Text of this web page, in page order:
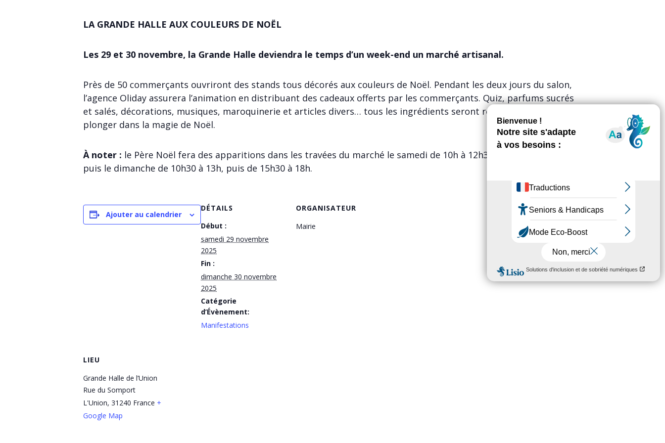
LA GRANDE HALLE AUX COULEURS DE NOËL
Les 29 et 30 novembre, la Grande Halle deviendra le temps d’un week-end un marché artisanal.
Près de 50 commerçants ouvriront des stands tous décorés aux couleurs de Noël. Pendant les deux jours du salon,
l’agence Oliday assurera l’animation en distribuant des cadeaux offerts par les commerçants. Quiz, parfums sucrés
et salés, décorations, musiques, maroquinerie et articles divers… tous les ingrédients seront réunis pour vous
plonger dans la magie de Noël.
À noter : le Père Noël fera des apparitions dans les travées du marché le samedi de 10h à 12h30 et de 15h30 à 19h,
puis le dimanche de 10h30 à 13h, puis de 15h30 à 18h.
Ajouter au calendrier
DÉTAILS
Début :
samedi 29 novembre
2025
Fin :
dimanche 30 novembre
2025
Catégorie
d’Évènement:
Manifestations
ORGANISATEUR
Mairie
LIEU
Grande Halle de l’Union
Rue du Somport
L'Union, 31240 France +
Google Map